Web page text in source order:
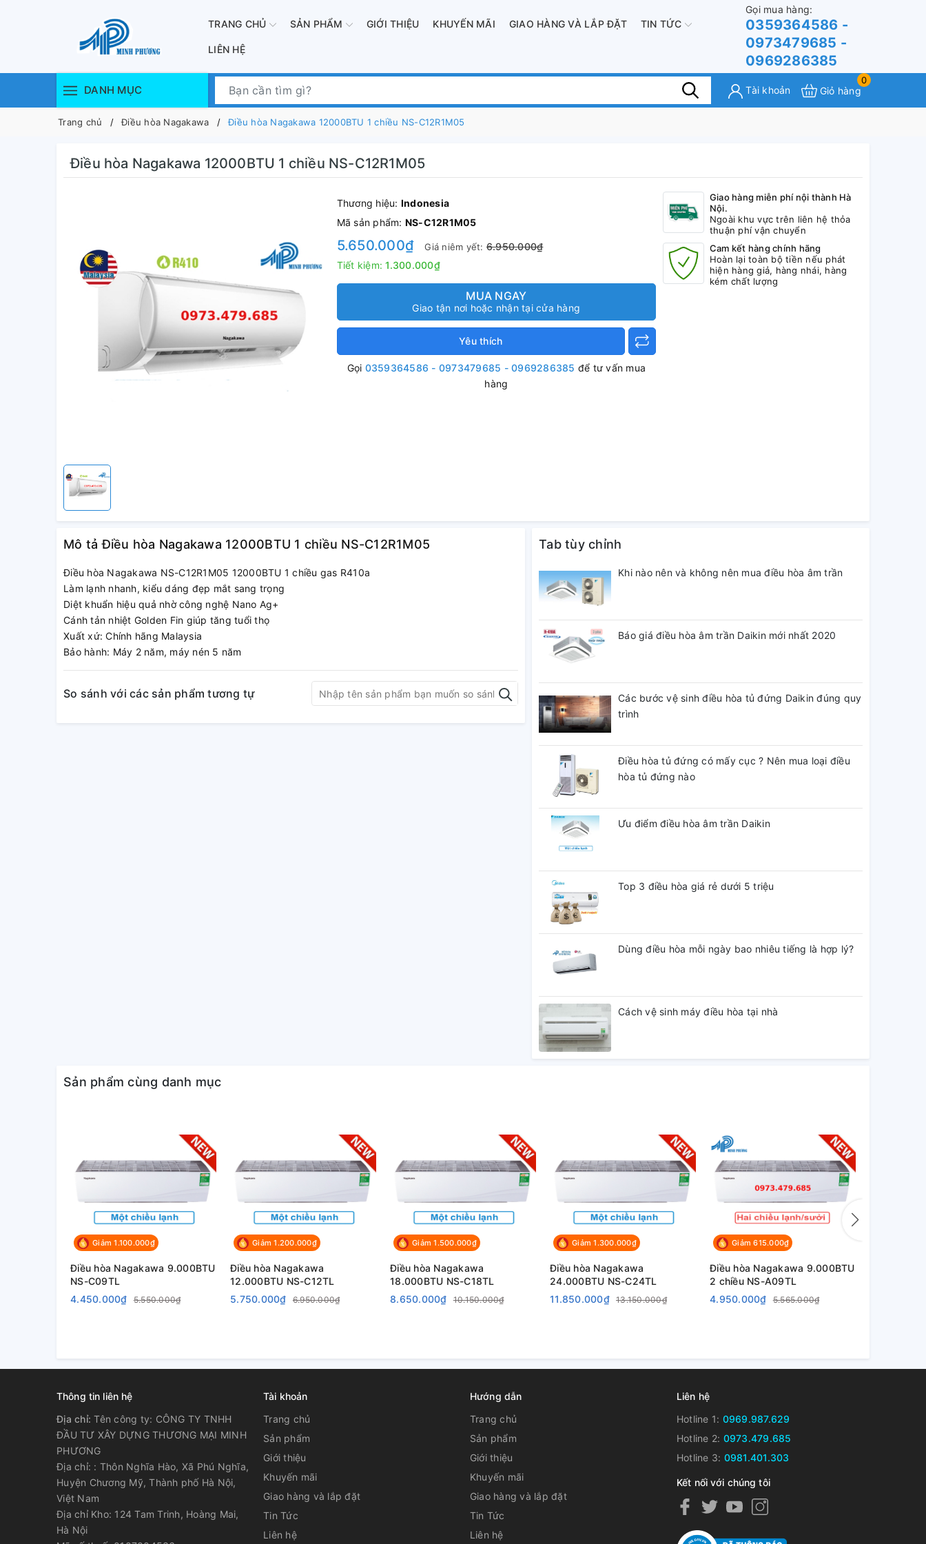
TRANG CHỦ SẢN PHẨM GIỚI THIỆU KHUYẾN MÃI GIAO HÀNG VÀ LẮP ĐẶT TIN TỨC
LIÊN HỆ
Gọi mua hàng:
0359364586 -
0973479685 -
0969286385
DANH MỤC Tài khoản
0
Giỏ hàng
Trang chủ Điều hòa Nagakawa Điều hòa Nagakawa 12000BTU 1 chiều NS-C12R1M05
Điều hòa Nagakawa 12000BTU 1 chiều NS-C12R1M05
Thương hiệu: Indonesia
Mã sản phẩm: NS-C12R1M05
5.650.000₫ Giá niêm yết: 6.950.000₫
Tiết kiệm:1.300.000₫
MUA NGAY
Giao tận nơi hoặc nhận tại cửa hàng
Yêu thích
Gọi 0359364586 - 0973479685 - 0969286385 để tư vấn mua
hàng
Giao hàng miễn phí nội thành Hà
Nội.
Ngoài khu vực trên liên hệ thỏa
thuận phí vận chuyển
Cam kết hàng chính hãng
Hoàn lại toàn bộ tiền nếu phát
hiện hàng giả, hàng nhái, hàng
kém chất lượng
Mô tả Điều hòa Nagakawa 12000BTU 1 chiều NS-C12R1M05
Điều hòa Nagakawa NS-C12R1M05 12000BTU 1 chiều gas R410a
Làm lạnh nhanh, kiểu dáng đẹp mắt sang trọng
Diệt khuẩn hiệu quả nhờ công nghệ Nano Ag+
Cánh tản nhiệt Golden Fin giúp tăng tuổi thọ
Xuất xứ: Chính hãng Malaysia
Bảo hành: Máy 2 năm, máy nén 5 năm
So sánh với các sản phẩm tương tự
Tab tùy chỉnh
Khi nào nên và không nên mua điều hòa âm trần
Báo giá điều hòa âm trần Daikin mới nhất 2020
Các bước vệ sinh điều hòa tủ đứng Daikin đúng quy
trình
Điều hòa tủ đứng có mấy cục ? Nên mua loại điều
hòa tủ đứng nào
Ưu điểm điều hòa âm trần Daikin
Top 3 điều hòa giá rẻ dưới 5 triệu
Dùng điều hòa mỗi ngày bao nhiêu tiếng là hợp lý?
Cách vệ sinh máy điều hòa tại nhà
Sản phẩm cùng danh mục
Giảm 1.100.000₫
Điều hòa Nagakawa 9.000BTU
NS-C09TL
4.450.000₫
5.550.000₫
Giảm 1.200.000₫
Điều hòa Nagakawa
12.000BTU NS-C12TL
5.750.000₫
6.950.000₫
Giảm 1.500.000₫
Điều hòa Nagakawa
18.000BTU NS-C18TL
8.650.000₫
10.150.000₫
Giảm 1.300.000₫
Điều hòa Nagakawa
24.000BTU NS-C24TL
11.850.000₫
13.150.000₫
Giảm 615.000₫
Điều hòa Nagakawa 9.000BTU
2 chiều NS-A09TL
4.950.000₫
5.565.000₫
Thông tin liên hệ
Địa chỉ:Tên công ty: CÔNG TY TNHH
ĐẦU TƯ XÂY DỰNG THƯƠNG MẠI MINH
PHƯƠNG
Địa chỉ: : Thôn Nghĩa Hào, Xã Phú Nghĩa,
Huyện Chương Mỹ, Thành phố Hà Nội,
Việt Nam
Địa chỉ Kho: 124 Tam Trinh, Hoàng Mai,
Hà Nội
Tài khoản
Trang chủ
Sản phẩm
Giới thiệu
Khuyến mãi
Giao hàng và lắp đặt
Tin Tức
Liên hệ
Hướng dẫn
Trang chủ
Sản phẩm
Giới thiệu
Khuyến mãi
Giao hàng và lắp đặt
Tin Tức
Liên hệ
Liên hệ
Hotline 1: 0969.987.629
Hotline 2: 0973.479.685
Hotline 3: 0981.401.303
Kết nối với chúng tôi